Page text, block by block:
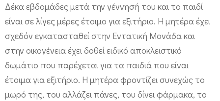
Δέκα εβδομάδες μετά την γέννησή του και το παιδί
είναι σε λίγες μέρες έτοιμο για εξιτήριο. Η μητέρα έχει
σχεδόν εγκατασταθεί στην Εντατική Μονάδα και
στην οικογένεια έχει δοθεί ειδικό αποκλειστικό
δωμάτιο που παρέχεται για τα παιδιά που είναι
έτοιμα για εξιτήριο. Η μητέρα φροντίζει συνεχώς το
μωρό της, του αλλάζει πάνες, του δίνει φάρμακα, το